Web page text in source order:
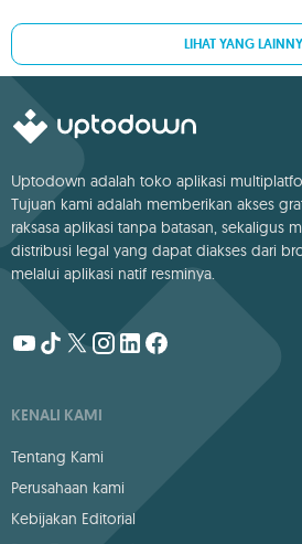
LIHAT YANG
Uptodown adalah toko aplikasi
Tujuan kami adalah memberikan akses
raksasa aplikasi tanpa batasan, sekaligus
distribusi legal yang dapat diakses dari
melalui aplikasi natif resminya.
KENALI KAMI
Tentang Kami
Perusahaan kami
Kebijakan Editorial